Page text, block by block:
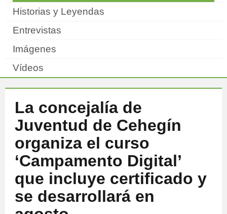
Historias y Leyendas
Entrevistas
Imágenes
Vídeos
La concejalía de
Juventud de Cehegín
organiza el curso
‘Campamento Digital’
que incluye certificado y
se desarrollará en